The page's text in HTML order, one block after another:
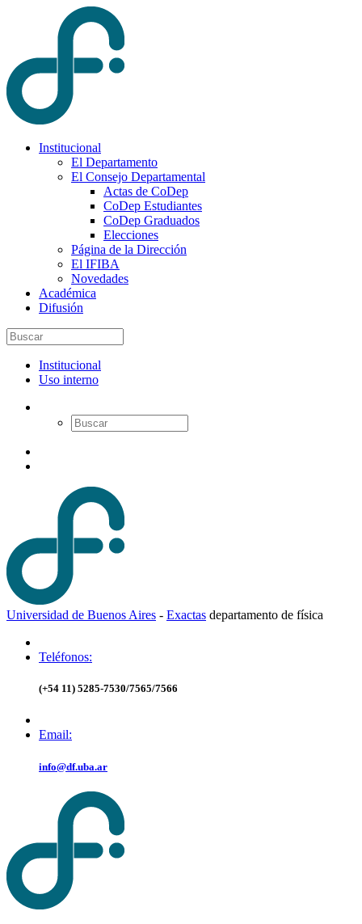
Institucional
El Departamento
El Consejo Departamental
Actas de CoDep
CoDep Estudiantes
CoDep Graduados
Elecciones
Página de la Dirección
El IFIBA
Novedades
Académica
Difusión
Institucional
Uso interno
Universidad de Buenos Aires - Exactas departamento de física
Teléfonos:
(+54 11) 5285-7530/7565/7566
Email:
info@df.uba.ar